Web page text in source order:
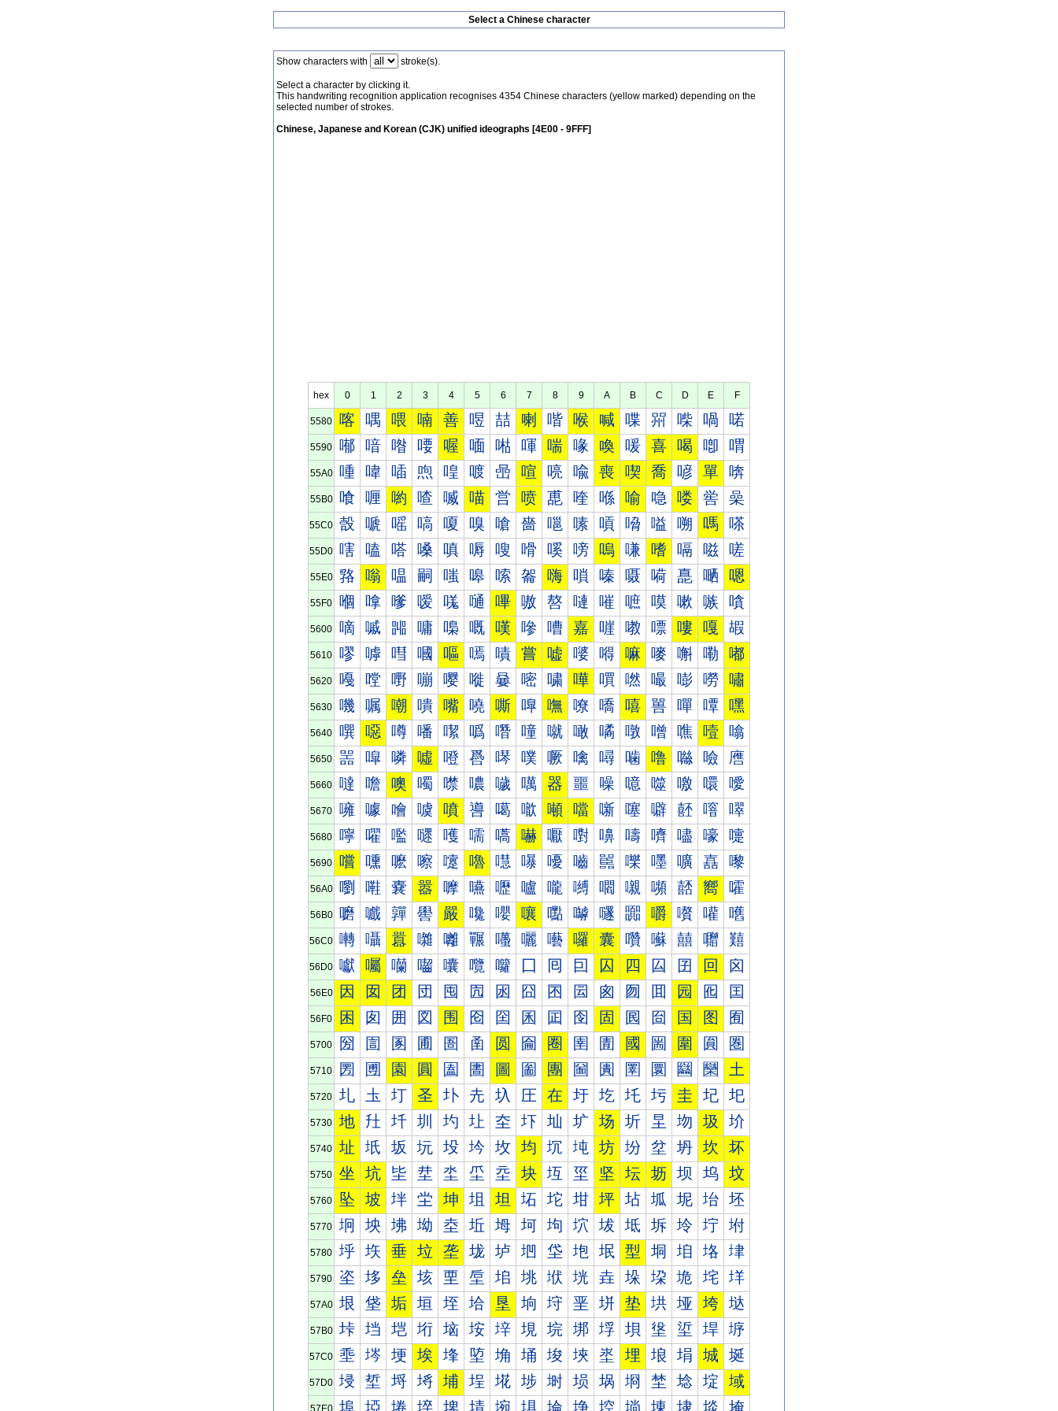
Select a Chinese character
Show characters with stroke(s).
Select a character by clicking it.
This handwriting recognition application recognises 4354 Chinese characters (yellow marked) depending on the
selected number of strokes.
Chinese, Japanese and Korean (CJK) unified ideographs [4E00 - 9FFF]
hex 0 1 2 3 4 5 6 7 8 9 A B C D E F
5580 喀 喁 喂 喃 善 喅 喆 喇 喈 喉 喊 喋 喌 喍 喎 喏
5590 喐 喑 喒 喓 喔 喕 喖 喗 喘 喙 喚 喛 喜 喝 喞 喟
55A0 喠 喡 喢 喣 喤 喥 喦 喧 喨 喩 喪 喫 喬 喭 單 喯
55B0 喰 喱 喲 喳 喴 喵 営 喷 喸 喹 喺 喻 喼 喽 喾 喿
55C0 嗀 嗁 嗂 嗃 嗄 嗅 嗆 嗇 嗈 嗉 嗊 嗋 嗌 嗍 嗎 嗏
55D0 嗐 嗑 嗒 嗓 嗔 嗕 嗖 嗗 嗘 嗙 嗚 嗛 嗜 嗝 嗞 嗟
55E0 嗠 嗡 嗢 嗣 嗤 嗥 嗦 嗧 嗨 嗩 嗪 嗫 嗬 嗭 嗮 嗯
55F0 嗰 嗱 嗲 嗳 嗴 嗵 嗶 嗷 嗸 嗹 嗺 嗻 嗼 嗽 嗾 嗿
5600 嘀 嘁 嘂 嘃 嘄 嘅 嘆 嘇 嘈 嘉 嘊 嘋 嘌 嘍 嘎 嘏
5610 嘐 嘑 嘒 嘓 嘔 嘕 嘖 嘗 嘘 嘙 嘚 嘛 嘜 嘝 嘞 嘟
5620 嘠 嘡 嘢 嘣 嘤 嘥 嘦 嘧 嘨 嘩 嘪 嘫 嘬 嘭 嘮 嘯
5630 嘰 嘱 嘲 嘳 嘴 嘵 嘶 嘷 嘸 嘹 嘺 嘻 嘼 嘽 嘾 嘿
5640 噀 噁 噂 噃 噄 噅 噆 噇 噈 噉 噊 噋 噌 噍 噎 噏
5650 噐 噑 噒 噓 噔 噕 噖 噗 噘 噙 噚 噛 噜 噝 噞 噟
5660 噠 噡 噢 噣 噤 噥 噦 噧 器 噩 噪 噫 噬 噭 噮 噯
5670 噰 噱 噲 噳 噴 噵 噶 噷 噸 噹 噺 噻 噼 噽 噾 噿
5680 嚀 嚁 嚂 嚃 嚄 嚅 嚆 嚇 嚈 嚉 嚊 嚋 嚌 嚍 嚎 嚏
5690 嚐 嚑 嚒 嚓 嚔 嚕 嚖 嚗 嚘 嚙 嚚 嚛 嚜 嚝 嚞 嚟
56A0 嚠 嚡 嚢 嚣 嚤 嚥 嚦 嚧 嚨 嚩 嚪 嚫 嚬 嚭 嚮 嚯
56B0 嚰 嚱 嚲 嚳 嚴 嚵 嚶 嚷 嚸 嚹 嚺 嚻 嚼 嚽 嚾 嚿
56C0 囀 囁 囂 囃 囄 囅 囆 囇 囈 囉 囊 囋 囌 囍 囎 囏
56D0 囐 囑 囒 囓 囔 囕 囖 囗 囘 囙 囚 四 囜 囝 回 囟
56E0 因 囡 团 団 囤 囥 囦 囧 囨 囩 囪 囫 囬 园 囮 囯
56F0 困 囱 囲 図 围 囵 囶 囷 囸 囹 固 囻 囼 国 图 囿
5700 圀 圁 圂 圃 圄 圅 圆 圇 圈 圉 圊 國 圌 圍 圎 圏
5710 圐 圑 園 圓 圔 圕 圖 圗 團 圙 圚 圛 圜 圝 圞 土
5720 圠 圡 圢 圣 圤 圥 圦 圧 在 圩 圪 圫 圬 圭 圮 圯
5730 地 圱 圲 圳 圴 圵 圶 圷 圸 圹 场 圻 圼 圽 圾 圿
5740 址 坁 坂 坃 坄 坅 坆 均 坈 坉 坊 坋 坌 坍 坎 坏
5750 坐 坑 坒 坓 坔 坕 坖 块 坘 坙 坚 坛 坜 坝 坞 坟
5760 坠 坡 坢 坣 坤 坥 坦 坧 坨 坩 坪 坫 坬 坭 坮 坯
5770 坰 坱 坲 坳 坴 坵 坶 坷 坸 坹 坺 坻 坼 坽 坾 坿
5780 垀 垁 垂 垃 垄 垅 垆 垇 垈 垉 垊 型 垌 垍 垎 垏
5790 垐 垑 垒 垓 垔 垕 垖 垗 垘 垙 垚 垛 垜 垝 垞 垟
57A0 垠 垡 垢 垣 垤 垥 垦 垧 垨 垩 垪 垫 垬 垭 垮 垯
57B0 垰 垱 垲 垳 垴 垵 垶 垷 垸 垹 垺 垻 垼 垽 垾 垿
57C0 埀 埁 埂 埃 埄 埅 埆 埇 埈 埉 埊 埋 埌 埍 城 埏
57D0 埐 埑 埒 埓 埔 埕 埖 埗 埘 埙 埚 埛 埜 埝 埞 域
57E0 埠 埡 埢 埣 埤 埥 埦 埧 埨 埩 埪 埫 埬 埭 埮 埯